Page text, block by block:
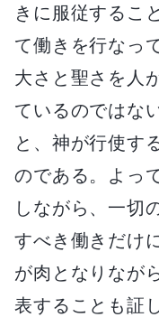
きに服従するこ
て働きを行なっ
大さと聖さを人
ているのではな
と、神が行使す
のである。よっ
しながら、一切
すべき働きだけ
が肉となりなが
表することも証